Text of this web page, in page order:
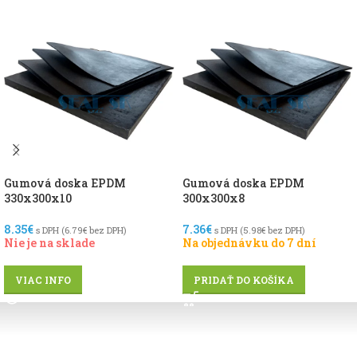
Gumová doska EPDM
330x300x10
8.35€ s DPH (6.79€ bez DPH)
Nie je na sklade
VIAC INFO
Gumová doska EPDM
300x300x8
7.36€ s DPH (5.98€ bez DPH)
Na objednávku do 7 dní
PRIDAŤ DO KOŠÍKA